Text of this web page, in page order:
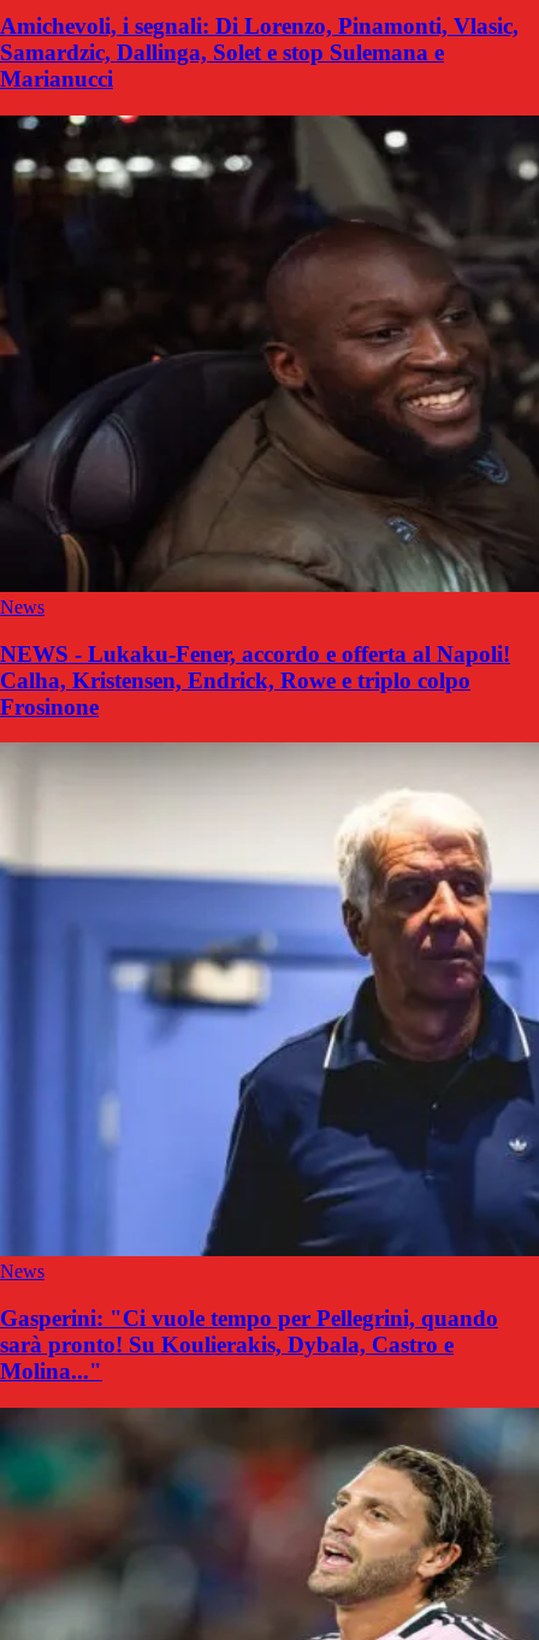
Amichevoli, i segnali: Di Lorenzo, Pinamonti, Vlasic,
Samardzic, Dallinga, Solet e stop Sulemana e
Marianucci
News
NEWS - Lukaku-Fener, accordo e offerta al Napoli!
Calha, Kristensen, Endrick, Rowe e triplo colpo
Frosinone
News
Gasperini: "Ci vuole tempo per Pellegrini, quando
sarà pronto! Su Koulierakis, Dybala, Castro e
Molina..."